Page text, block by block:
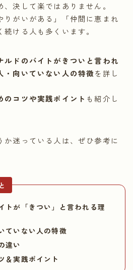
決して楽ではありません。
りがいがある」「仲間に恵まれ
ける人も多くいます。
ルドのバイトがきついと言われ
・向いていない人の特徴を詳し
のコツや実践ポイント も紹介し
か迷っている人は、ぜひ参考に
トが「きつい」と言われる理
ていない人の特徴
違い
＆実践ポイント